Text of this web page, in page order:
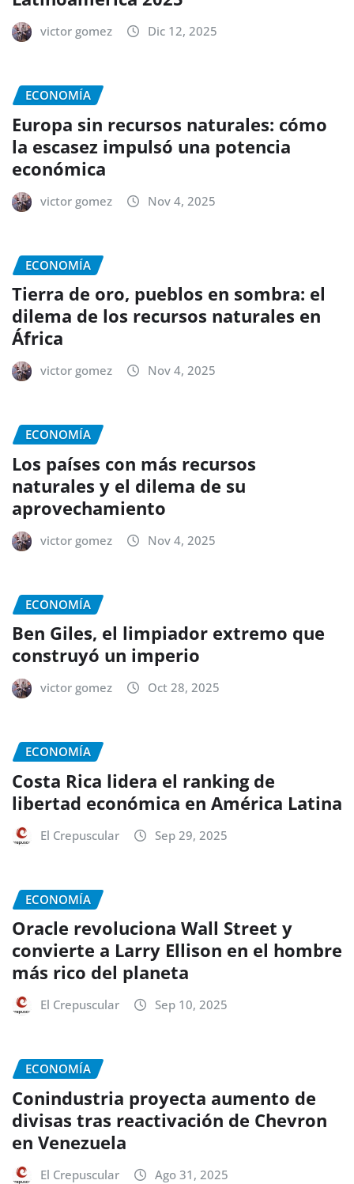
victor gomez Dic 12, 2025
ECONOMÍA
Europa sin recursos naturales: cómo
la escasez impulsó una potencia
económica
victor gomez Nov 4, 2025
ECONOMÍA
Tierra de oro, pueblos en sombra: el
dilema de los recursos naturales en
África
victor gomez Nov 4, 2025
ECONOMÍA
Los países con más recursos
naturales y el dilema de su
aprovechamiento
victor gomez Nov 4, 2025
ECONOMÍA
Ben Giles, el limpiador extremo que
construyó un imperio
victor gomez Oct 28, 2025
ECONOMÍA
Costa Rica lidera el ranking de
libertad económica en América Latina
El Crepuscular Sep 29, 2025
ECONOMÍA
Oracle revoluciona Wall Street y
convierte a Larry Ellison en el hombre
más rico del planeta
El Crepuscular Sep 10, 2025
ECONOMÍA
Conindustria proyecta aumento de
divisas tras reactivación de Chevron
en Venezuela
El Crepuscular Ago 31, 2025